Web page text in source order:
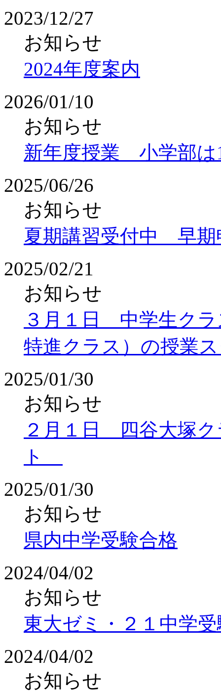
2023/12/27
お知らせ
2024年度案内
2026/01/10
お知らせ
新年度授業 小学部
2025/06/26
お知らせ
夏期講習受付中 早期
2025/02/21
お知らせ
３月１日 中学生クラ
特進クラス）の授業
2025/01/30
お知らせ
２月１日 四谷大塚
ト
2025/01/30
お知らせ
県内中学受験合格
2024/04/02
お知らせ
東大ゼミ・２１中学
2024/04/02
お知らせ